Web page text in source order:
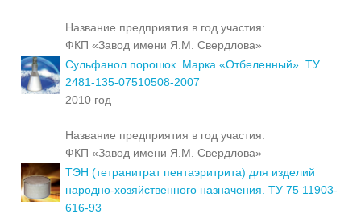
Название предприятия в год участия:
ФКП «Завод имени Я.М. Свердлова»
Сульфанол порошок. Марка «Отбеленный». ТУ
2481-135-07510508-2007
2010 год
Название предприятия в год участия:
ФКП «Завод имени Я.М. Свердлова»
ТЭН (тетранитрат пентаэритрита) для изделий
народно-хозяйственного назначения. ТУ 75 11903-
616-93